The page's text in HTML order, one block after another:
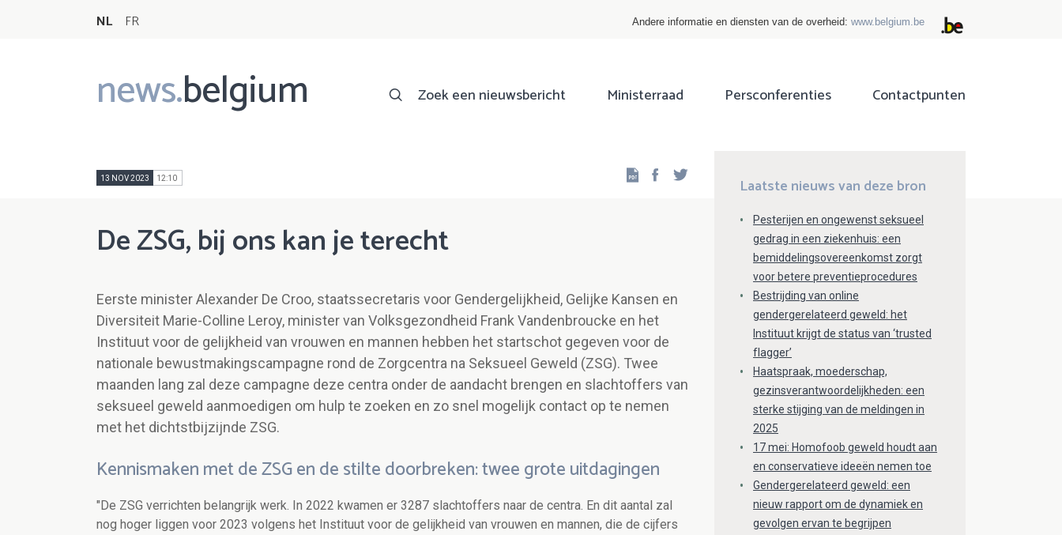
NL FR Andere informatie en diensten van de overheid: www.belgium.be
news.belgium
Main
navigation
Zoek een nieuwsbericht Ministerraad Persconferenties Contactpunten
13 NOV 2023 12:10 Facebook
De ZSG, bij ons kan je terecht
Eerste minister Alexander De Croo, staatssecretaris voor Gendergelijkheid, Gelijke Kansen en
Diversiteit Marie-Colline Leroy, minister van Volksgezondheid Frank Vandenbroucke en het
Instituut voor de gelijkheid van vrouwen en mannen hebben het startschot gegeven voor de
nationale bewustmakingscampagne rond de Zorgcentra na Seksueel Geweld (ZSG). Twee
maanden lang zal deze campagne deze centra onder de aandacht brengen en slachtoffers van
seksueel geweld aanmoedigen om hulp te zoeken en zo snel mogelijk contact op te nemen
met het dichtstbijzijnde ZSG.
Kennismaken met de ZSG en de stilte doorbreken: twee grote uitdagingen
"De ZSG verrichten belangrijk werk. In 2022 kwamen er 3287 slachtoffers naar de centra. En dit aantal zal
nog hoger liggen voor 2023 volgens het Instituut voor de gelijkheid van vrouwen en mannen, die de cijfers
Laatste nieuws van deze bron
Pesterijen en ongewenst seksueel
gedrag in een ziekenhuis: een
bemiddelingsovereenkomst zorgt
voor betere preventieprocedures
Bestrijding van online
gendergerelateerd geweld: het
Instituut krijgt de status van ‘trusted
flagger’
Haatspraak, moederschap,
gezinsverantwoordelijkheden: een
sterke stijging van de meldingen in
2025
17 mei: Homofoob geweld houdt aan
en conservatieve ideeën nemen toe
Gendergerelateerd geweld: een
nieuw rapport om de dynamiek en
gevolgen ervan te begrijpen